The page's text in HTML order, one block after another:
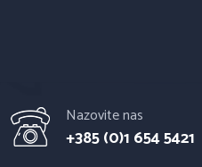
Nazovite nas
+385 (0)1 654 5421